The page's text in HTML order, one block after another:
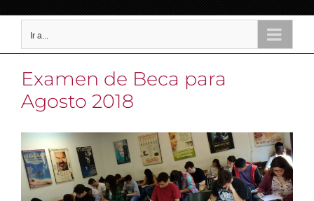
Ir a...
Examen de Beca para
Agosto 2018